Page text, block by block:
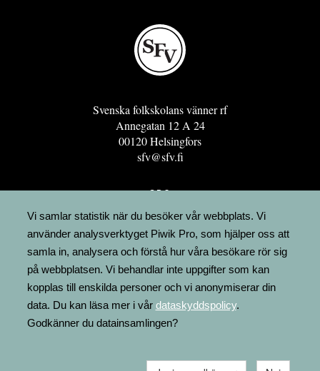
Svenska folkskolans vänner rf
Annegatan 12 A 24
00120 Helsingfors
sfv@sfv.fi
GRO
FÖRENINGSRESURSEN
MINNESRUNOR.FI
UPPSLAGSVERKET FINLAND
LÄGENHETER
FAKTURERING
Vi samlar statistik när du besöker vår webbplats. Vi
använder analysverktyget Piwik Pro, som hjälper oss att
samla in, analysera och förstå hur våra besökare rör sig
på webbplatsen. Vi behandlar inte uppgifter som kan
kopplas till enskilda personer och vi anonymiserar din
data. Du kan läsa mer i vår dataskyddspolicy.
Godkänner du datainsamlingen?